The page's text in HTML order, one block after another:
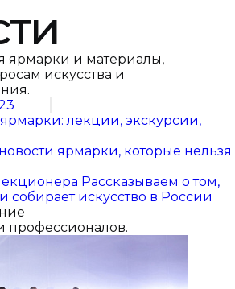
ярмарки и материалы,
искусства и
лекции, экскурсии,
ярмарки, которые нельзя
Рассказываем о том,
собирает искусство в России
профессионалов.